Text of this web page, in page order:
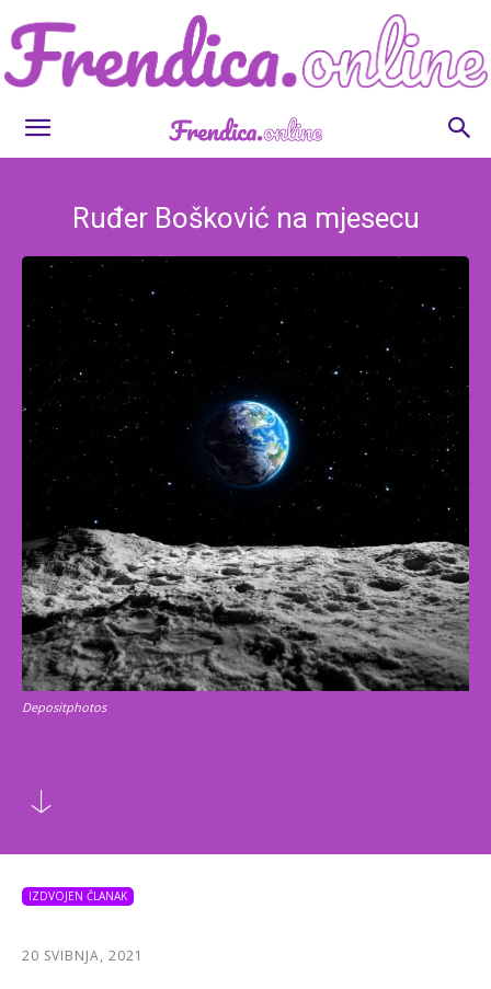
Frendica.online
Ruđer Bošković na mjesecu
Depositphotos
IZDVOJEN ČLANAK
20 SVIBNJA, 2021